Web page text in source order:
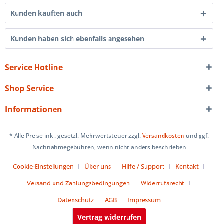
Kunden kauften auch
Kunden haben sich ebenfalls angesehen
Service Hotline
Shop Service
Informationen
* Alle Preise inkl. gesetzl. Mehrwertsteuer zzgl.Versandkosten und ggf.
Nachnahmegebühren, wenn nicht anders beschrieben
Cookie-Einstellungen Über uns Hilfe / Support
Kontakt
Versand und Zahlungsbedingungen
Widerrufsrecht
Datenschutz
AGB Impressum
Vertrag widerrufen